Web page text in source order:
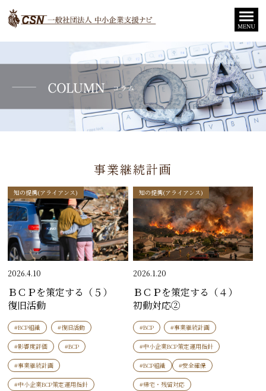
事業継続計画
2026.4.10
知の提携(アライアンス)
ＢＣＰを策定する（５）
復旧活動
#BCP組織 #復旧活動
#影響度評価 #BCP
#事業継続計画
#中小企業BCP策定運用指針
2026.1.20
知の提携(アライアンス)
ＢＣＰを策定する（４）
初動対応②
#BCP #事業継続計画
#中小企業BCP策定運用指針
#BCP組織 #安全確保
#帰宅・残留対応